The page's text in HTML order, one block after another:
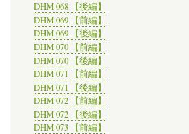
DHM 068 【後編】
DHM 069 【前編】
DHM 069 【後編】
DHM 070 【前編】
DHM 070 【後編】
DHM 071 【前編】
DHM 071 【後編】
DHM 072 【前編】
DHM 072 【後編】
DHM 073 【前編】